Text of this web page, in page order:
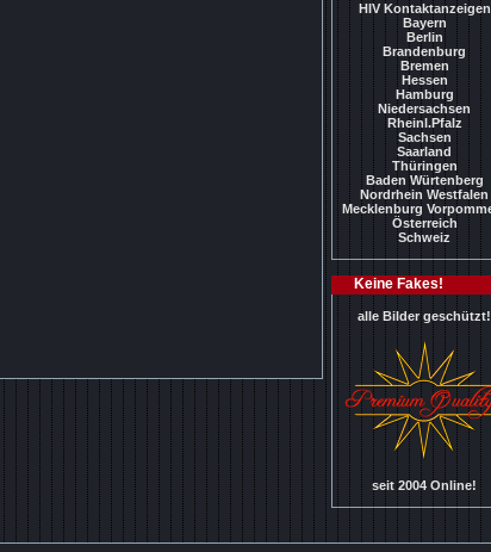
HIV Kontaktanzeigen
Bayern
Berlin
Brandenburg
Bremen
Hessen
Hamburg
Niedersachsen
Rheinl.Pfalz
Sachsen
Saarland
Thüringen
Baden Würtenberg
Nordrhein Westfalen
Mecklenburg
Österreich
Schweiz
Keine Fakes!
alle Bilder geschützt!
seit 2004 Online!